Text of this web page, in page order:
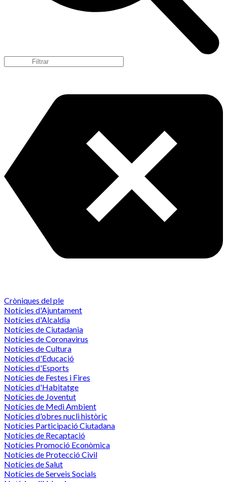
Cròniques del ple
Notícies d'Ajuntament
Notícies d'Alcaldia
Notícies de Ciutadania
Notícies de Coronavirus
Notícies de Cultura
Notícies d'Educació
Notícies d'Esports
Notícies de Festes i Fires
Notícies d'Habitatge
Notícies de Joventut
Notícies de Medi Ambient
Notícies d'obres nucli històric
Notícies Participació Ciutadana
Notícies de Recaptació
Notícies Promoció Econòmica
Notícies de Protecció Civil
Notícies de Salut
Notícies de Serveis Socials